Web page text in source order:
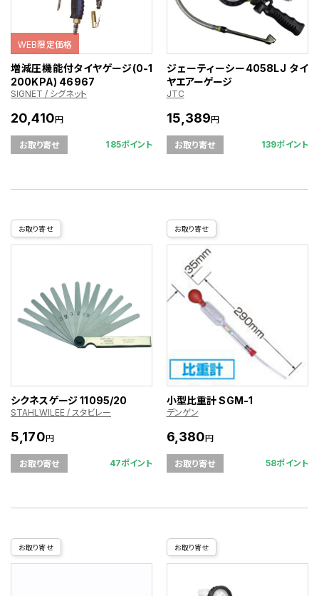
WEB限定価格
増減圧機能付タイヤゲージ(0-1
200KPA) 46967
SIGNET / シグネット
20,410円
お取り寄せ 185ポイント
ジェーティーシー4058LJ タイ
ヤエアーゲージ
JTC
15,389円
お取り寄せ 139ポイント
お取り寄せ
シクネスゲージ 11095/20
STAHLWILEE / スタビレー
5,170円
お取り寄せ 47ポイント
お取り寄せ
小型比重計 SGM-1
デンゲン
6,380円
お取り寄せ 58ポイント
お取り寄せ お取り寄せ